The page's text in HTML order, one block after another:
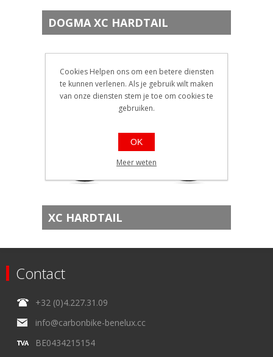
DOGMA XC HARDTAIL
XC HARDTAIL
Contact
+32 (0)4.227.31.09
info@carbonbike-benelux.cc
BE0434215154
Cookies Helpen ons om een betere diensten
te kunnen verlenen. Als je gebruik wilt maken
van onze diensten stem je toe om cookies te
gebruiken.
OK
Meer weten